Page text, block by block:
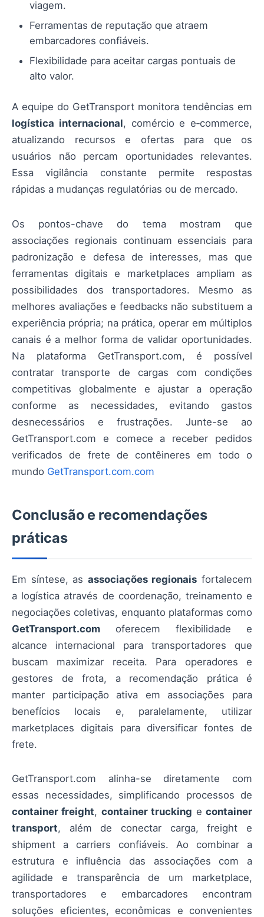
viagem.
Ferramentas de reputação que atraem
embarcadores confiáveis.
Flexibilidade para aceitar cargas pontuais de
alto valor.
A equipe do GetTransport monitora tendências em
logística internacional, comércio e e‑commerce,
atualizando recursos e ofertas para que os
usuários não percam oportunidades relevantes.
Essa vigilância constante permite respostas
rápidas a mudanças regulatórias ou de mercado.
Os pontos-chave do tema mostram que
associações regionais continuam essenciais para
padronização e defesa de interesses, mas que
ferramentas digitais e marketplaces ampliam as
possibilidades dos transportadores. Mesmo as
melhores avaliações e feedbacks não substituem a
experiência própria; na prática, operar em múltiplos
canais é a melhor forma de validar oportunidades.
Na plataforma GetTransport.com, é possível
contratar transporte de cargas com condições
competitivas globalmente e ajustar a operação
conforme as necessidades, evitando gastos
desnecessários e frustrações. Junte-se ao
GetTransport.com e comece a receber pedidos
verificados de frete de contêineres em todo o
mundo GetTransport.com.com
Conclusão e recomendações
práticas
Em síntese, as associações regionais fortalecem
a logística através de coordenação, treinamento e
negociações coletivas, enquanto plataformas como
GetTransport.com oferecem flexibilidade e
alcance internacional para transportadores que
buscam maximizar receita. Para operadores e
gestores de frota, a recomendação prática é
manter participação ativa em associações para
benefícios locais e, paralelamente, utilizar
marketplaces digitais para diversificar fontes de
frete.
GetTransport.com alinha-se diretamente com
essas necessidades, simplificando processos de
container freight, container trucking econtainer
transport, além de conectar carga, freight e
shipment a carriers confiáveis. Ao combinar a
estrutura e influência das associações com a
agilidade e transparência de um marketplace,
transportadores e embarcadores encontram
soluções eficientes, econômicas e convenientes